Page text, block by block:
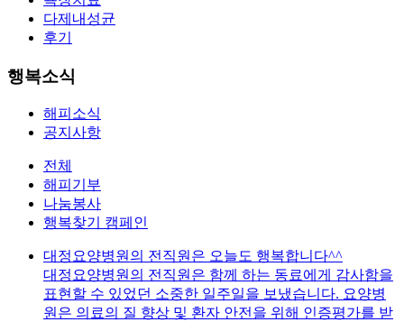
다제내성균
후기
행복소식
해피소식
공지사항
전체
해피기부
나눔봉사
행복찾기 캠페인
대정요양병원의 전직원은 오늘도 행복합니다^^
대정요양병원의 전직원은 함께 하는 동료에게 감사함을
표현할 수 있었던 소중한 일주일을 보냈습니다. 요양병
원은 의료의 질 향상 및 환자 안전을 위해 인증평가를 받